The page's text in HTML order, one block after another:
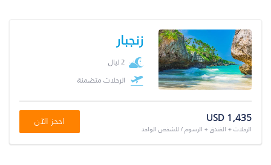
زنجبار
2 ليال
الرحلات متضمنة
USD 1,435
الرحلات + الفندق + الرسوم / للشخص الواحد
احجز الآن